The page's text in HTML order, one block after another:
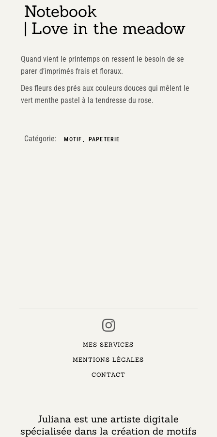
Notebook
| Love in the meadow
Quand vient le printemps on ressent le besoin de se
parer d’imprimés frais et floraux.
Des fleurs des prés aux couleurs douces qui mêlent le
vert menthe pastel à la tendresse du rose.
Catégorie: MOTIF PAPETERIE
MES SERVICES
MENTIONS LÉGALES
CONTACT
Juliana est une artiste digitale
spécialisée dans la création de motifs